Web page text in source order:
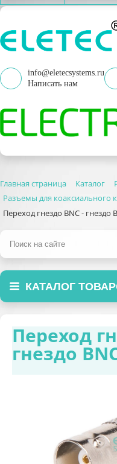
info@eletecsystems.ru
Написать нам
Главная страница Каталог
Разъемы для коаксиального
Переход гнездо BNC - гнездо
КАТАЛОГ
Переход
гнездо